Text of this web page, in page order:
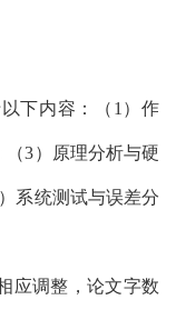
下内容：（ 1 ）作
（3）原理分析与硬
）系统测试与误差分
应调整，论文字数